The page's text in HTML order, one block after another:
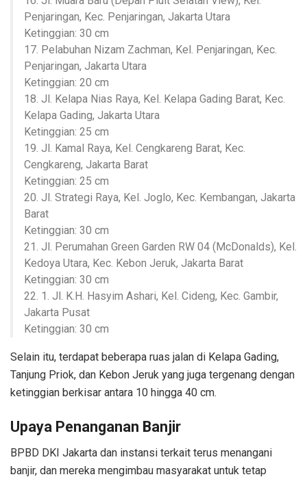
Penjaringan, Kec. Penjaringan, Jakarta Utara
Ketinggian: 30 cm
17. Pelabuhan Nizam Zachman, Kel. Penjaringan, Kec.
Penjaringan, Jakarta Utara
Ketinggian: 20 cm
18. Jl. Kelapa Nias Raya, Kel. Kelapa Gading Barat, Kec.
Kelapa Gading, Jakarta Utara
Ketinggian: 25 cm
19. Jl. Kamal Raya, Kel. Cengkareng Barat, Kec.
Cengkareng, Jakarta Barat
Ketinggian: 25 cm
20. Jl. Strategi Raya, Kel. Joglo, Kec. Kembangan, Jakarta
Barat
Ketinggian: 30 cm
21. Jl. Perumahan Green Garden RW 04 (McDonalds), Kel.
Kedoya Utara, Kec. Kebon Jeruk, Jakarta Barat
Ketinggian: 30 cm
22. 1. Jl. K.H. Hasyim Ashari, Kel. Cideng, Kec. Gambir,
Jakarta Pusat
Ketinggian: 30 cm
Selain itu, terdapat beberapa ruas jalan di Kelapa Gading,
Tanjung Priok, dan Kebon Jeruk yang juga tergenang dengan
ketinggian berkisar antara 10 hingga 40 cm.
Upaya Penanganan Banjir
BPBD DKI Jakarta dan instansi terkait terus menangani
banjir, dan mereka mengimbau masyarakat untuk tetap